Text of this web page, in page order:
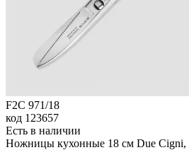
F2C 971/18
код 123657
Есть в наличии
Ножницы кухонные 18 см Due Cigni,